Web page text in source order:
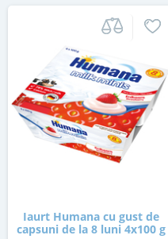
Iaurt Humana cu gust de
capsuni de la 8 luni 4x100 g